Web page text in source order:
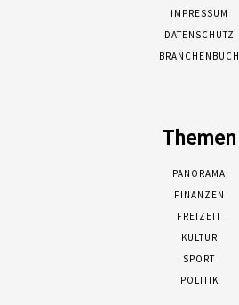
IMPRESSUM
DATENSCHUTZ
BRANCHENBUCH
Themen
PANORAMA
FINANZEN
FREIZEIT
KULTUR
SPORT
POLITIK